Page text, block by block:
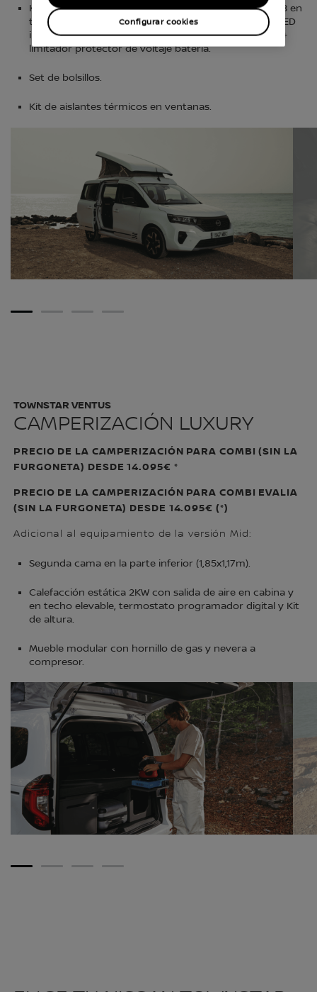
Kit instalación eléctrica URBANCAMPER: conexión USB en
todas las estancias, toma exterior DEFA 220v, luces LED
interiores táctiles, interruptor apertura en el portón +
limitador protector de voltaje batería.
Set de bolsillos.
Kit de aislantes térmicos en ventanas.
1 2 3 4
CAMPERIZACIÓN LUXURY
TOWNSTAR VENTUS
PRECIO DE LA CAMPERIZACIÓN PARA COMBI (SIN LA
FURGONETA) DESDE 14.095€ *
PRECIO DE LA CAMPERIZACIÓN PARA COMBI EVALIA
(SIN LA FURGONETA) DESDE 14.095€ (*)
Adicional al equipamiento de la versión Mid:
Segunda cama en la parte inferior (1,85x1,17m).
Calefacción estática 2KW con salida de aire en cabina y
en techo elevable, termostato programador digital y Kit
de altura.
Mueble modular con hornillo de gas y nevera a
compresor.
1 2 3 4
Configurar cookies